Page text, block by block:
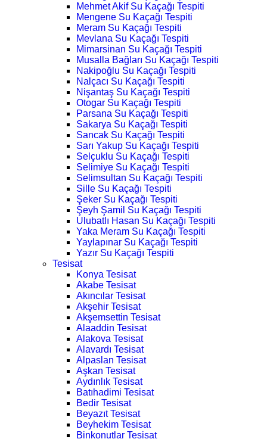
Mehmet Akif Su Kaçağı Tespiti
Mengene Su Kaçağı Tespiti
Meram Su Kaçağı Tespiti
Mevlana Su Kaçağı Tespiti
Mimarsinan Su Kaçağı Tespiti
Musalla Bağları Su Kaçağı Tespiti
Nakipoğlu Su Kaçağı Tespiti
Nalçacı Su Kaçağı Tespiti
Nişantaş Su Kaçağı Tespiti
Otogar Su Kaçağı Tespiti
Parsana Su Kaçağı Tespiti
Sakarya Su Kaçağı Tespiti
Sancak Su Kaçağı Tespiti
Sarı Yakup Su Kaçağı Tespiti
Selçuklu Su Kaçağı Tespiti
Selimiye Su Kaçağı Tespiti
Selimsultan Su Kaçağı Tespiti
Sille Su Kaçağı Tespiti
Şeker Su Kaçağı Tespiti
Şeyh Şamil Su Kaçağı Tespiti
Ulubatlı Hasan Su Kaçağı Tespiti
Yaka Meram Su Kaçağı Tespiti
Yaylapınar Su Kaçağı Tespiti
Yazır Su Kaçağı Tespiti
Tesisat
Konya Tesisat
Akabe Tesisat
Akıncılar Tesisat
Akşehir Tesisat
Akşemsettin Tesisat
Alaaddin Tesisat
Alakova Tesisat
Alavardı Tesisat
Alpaslan Tesisat
Aşkan Tesisat
Aydınlık Tesisat
Batıhadimi Tesisat
Bedir Tesisat
Beyazıt Tesisat
Beyhekim Tesisat
Binkonutlar Tesisat